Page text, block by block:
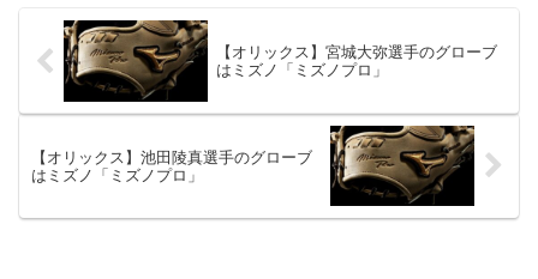
【オリックス】宮城大弥選手のグローブ
はミズノ「ミズノプロ」
【オリックス】池田陵真選手のグローブ
はミズノ「ミズノプロ」